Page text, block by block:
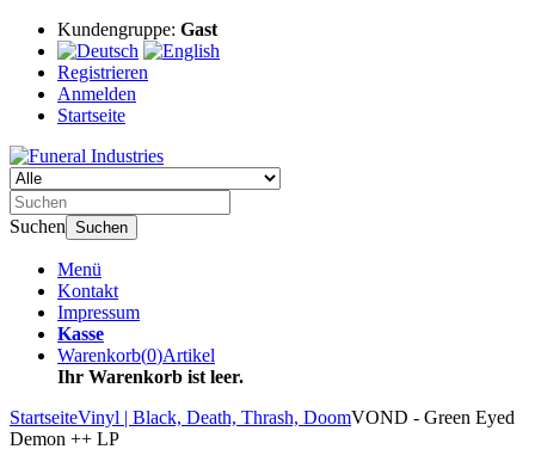
Kundengruppe: Gast
Registrieren
Anmelden
Startseite
Suchen Suchen
Menü
Kontakt
Impressum
Kasse
Warenkorb(0)Artikel
Ihr Warenkorb ist leer.
StartseiteVinyl | Black, Death, Thrash, DoomVOND - Green Eyed
Demon ++ LP